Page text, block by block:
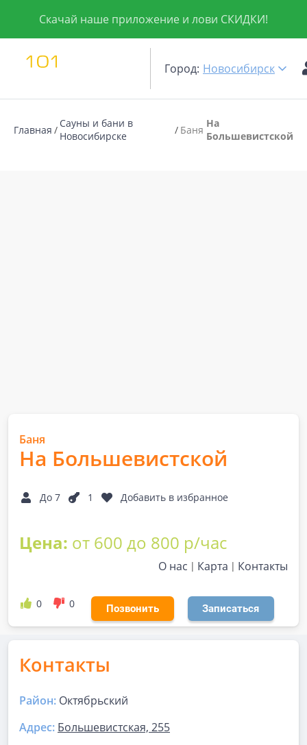
Скачай наше приложение и лови СКИДКИ!
Город: Новосибирск
Главная
Сауны и бани в
Новосибирске
Баня На
Большевистской
Баня
На Большевистской
До 7 1 Добавить в избранное
Цена: от 600 до 800 р/час
О нас Карта Контакты
0 0 Позвонить Записаться
Контакты
Район: Октябрьский
Адрес: Большевистская, 255